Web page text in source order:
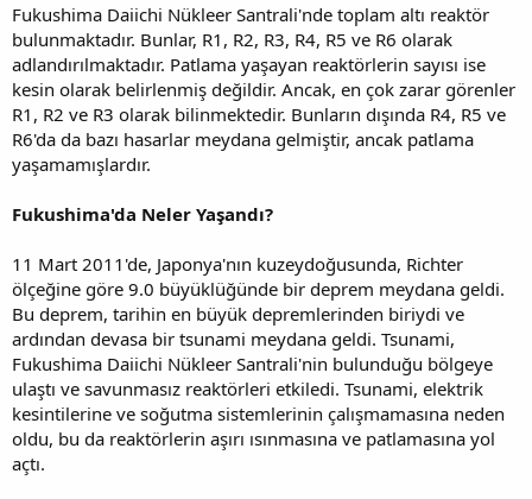
Fukushima Daiichi Nükleer Santrali'nde toplam altı reaktör
bulunmaktadır. Bunlar, R1, R2, R3, R4, R5 ve R6 olarak
adlandırılmaktadır. Patlama yaşayan reaktörlerin sayısı ise
kesin olarak belirlenmiş değildir. Ancak, en çok zarar görenler
R1, R2 ve R3 olarak bilinmektedir. Bunların dışında R4, R5 ve
R6'da da bazı hasarlar meydana gelmiştir, ancak patlama
yaşamamışlardır.
Fukushima'da Neler Yaşandı?
11 Mart 2011'de, Japonya'nın kuzeydoğusunda, Richter
ölçeğine göre 9.0 büyüklüğünde bir deprem meydana geldi.
Bu deprem, tarihin en büyük depremlerinden biriydi ve
ardından devasa bir tsunami meydana geldi. Tsunami,
Fukushima Daiichi Nükleer Santrali'nin bulunduğu bölgeye
ulaştı ve savunmasız reaktörleri etkiledi. Tsunami, elektrik
kesintilerine ve soğutma sistemlerinin çalışmamasına neden
oldu, bu da reaktörlerin aşırı ısınmasına ve patlamasına yol
açtı.